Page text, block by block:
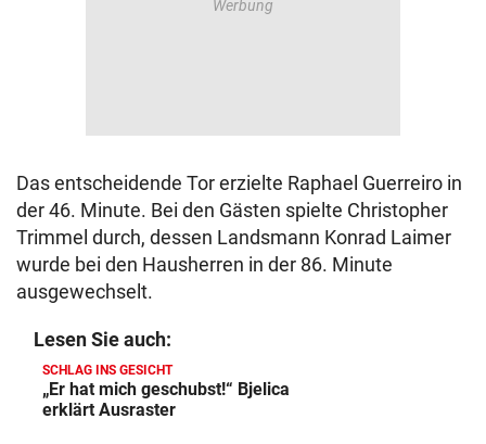
Das entscheidende Tor erzielte Raphael Guerreiro in
der 46. Minute. Bei den Gästen spielte Christopher
Trimmel durch, dessen Landsmann Konrad Laimer
wurde bei den Hausherren in der 86. Minute
ausgewechselt.
Lesen Sie auch:
SCHLAG INS GESICHT
„Er hat mich geschubst!“ Bjelica
erklärt Ausraster